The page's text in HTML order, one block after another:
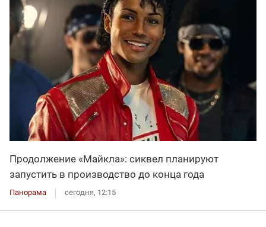
Продолжение «Майкла»: сиквел планируют
запустить в производство до конца года
Панорама сегодня, 12:15